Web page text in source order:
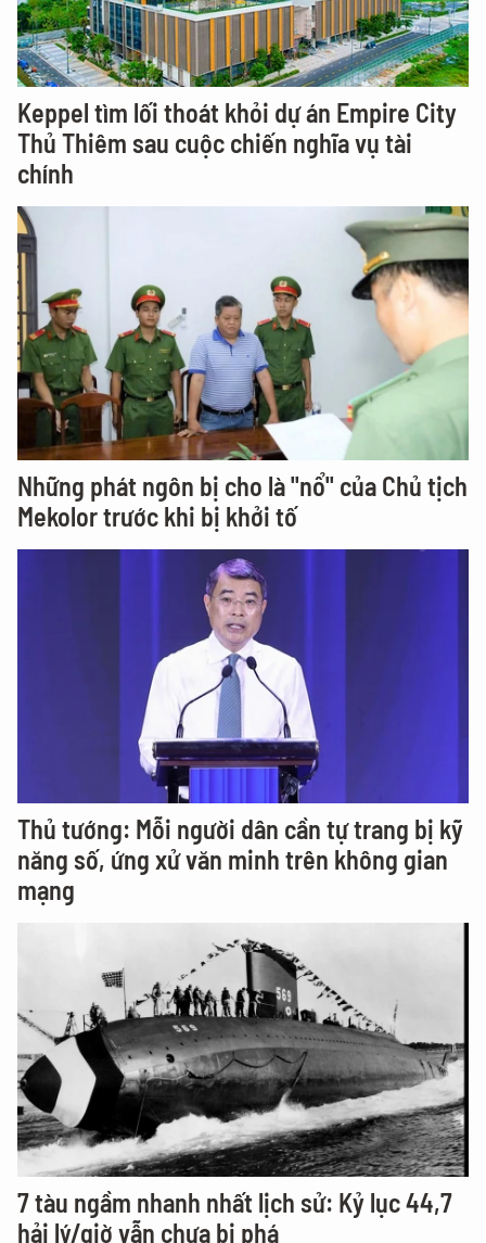
Keppel tìm lối thoát khỏi dự án Empire City
Thủ Thiêm sau cuộc chiến nghĩa vụ tài
chính
Những phát ngôn bị cho là "nổ" của Chủ tịch
Mekolor trước khi bị khởi tố
Thủ tướng: Mỗi người dân cần tự trang bị kỹ
năng số, ứng xử văn minh trên không gian
mạng
7 tàu ngầm nhanh nhất lịch sử: Kỷ lục 44,7
hải lý/giờ vẫn chưa bị phá